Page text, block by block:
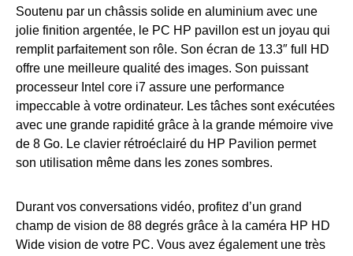
Soutenu par un châssis solide en aluminium avec une
jolie finition argentée, le PC HP pavillon est un joyau qui
remplit parfaitement son rôle. Son écran de 13.3″ full HD
offre une meilleure qualité des images. Son puissant
processeur Intel core i7 assure une performance
impeccable à votre ordinateur. Les tâches sont exécutées
avec une grande rapidité grâce à la grande mémoire vive
de 8 Go. Le clavier rétroéclairé du HP Pavilion permet
son utilisation même dans les zones sombres.
Durant vos conversations vidéo, profitez d’un grand
champ de vision de 88 degrés grâce à la caméra HP HD
Wide vision de votre PC. Vous avez également une très